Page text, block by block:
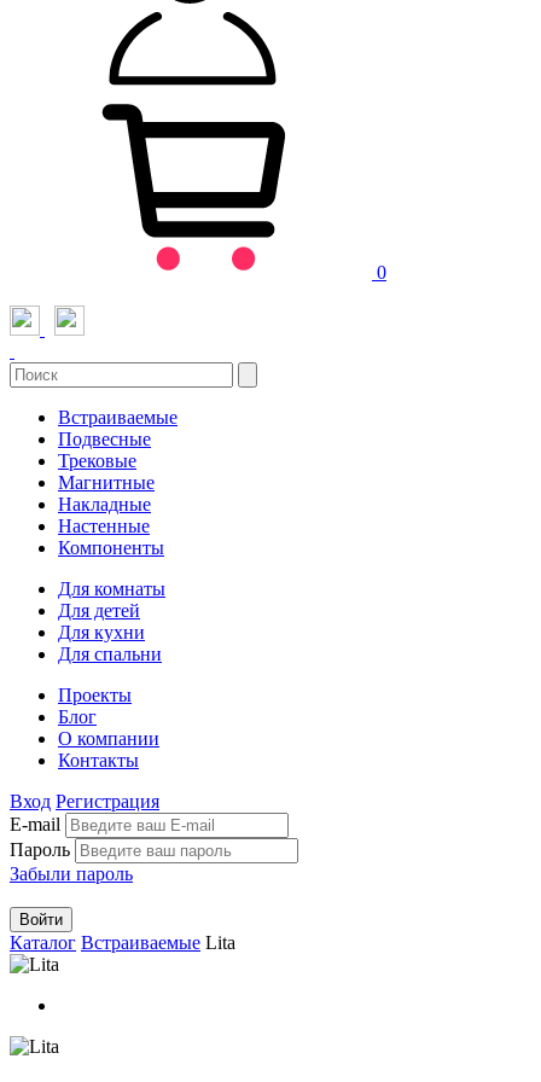
0
Встраиваемые
Подвесные
Трековые
Магнитные
Накладные
Настенные
Компоненты
Для комнаты
Для детей
Для кухни
Для спальни
Проекты
Блог
О компании
Контакты
Вход Регистрация
E-mail
Пароль
Забыли пароль
Войти
Каталог Встраиваемые Lita